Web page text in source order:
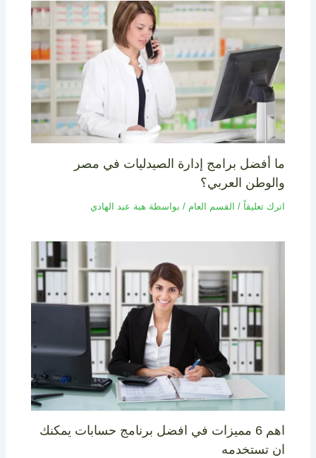
ما أفضل برامج إدارة الصيدليات في مصر
والوطن العربي؟
اترك تعليقاً / القسم العام / بواسطة هبة عبد الهادي
اهم 6 مميزات في افضل برنامج حسابات يمكنك
ان تستخدمه